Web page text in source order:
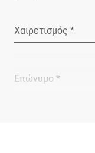
Χαιρετισμός *
Επώνυμο *